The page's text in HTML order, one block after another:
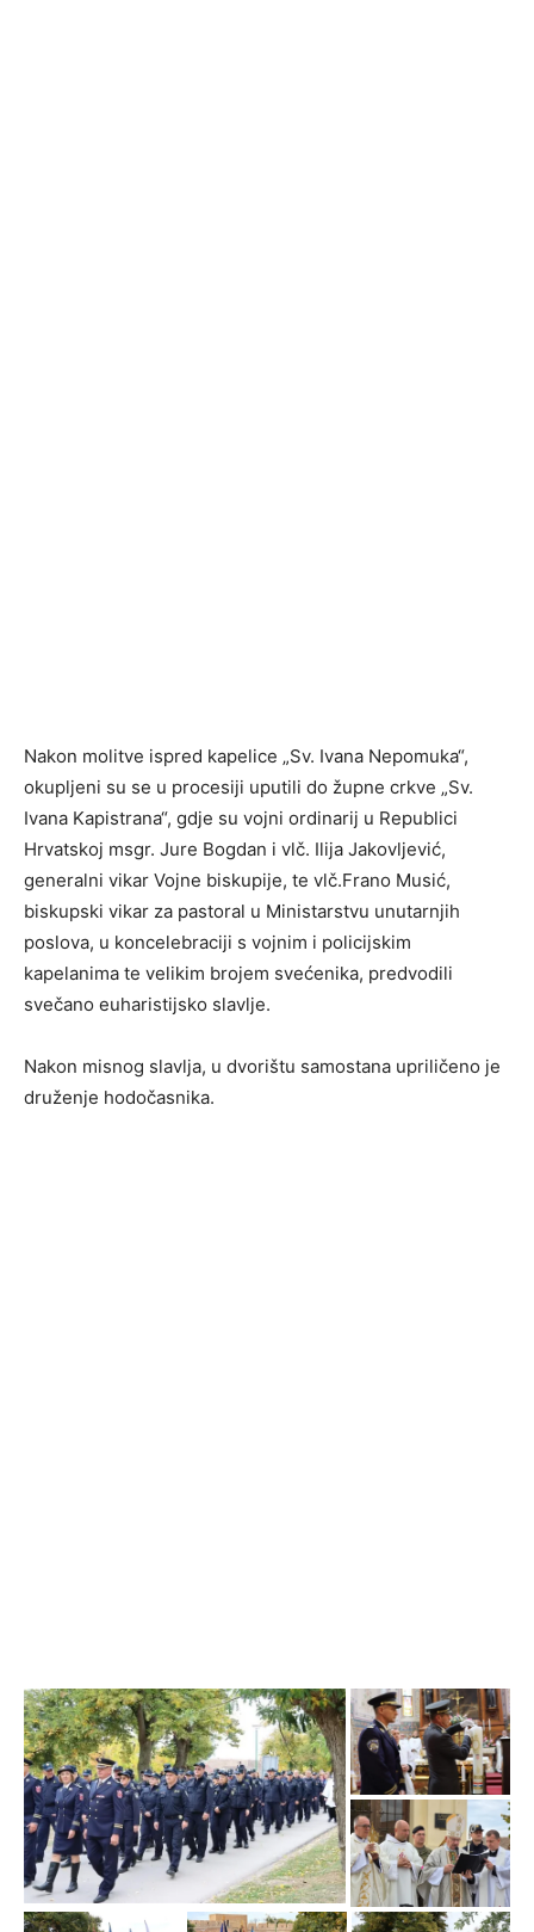
Nakon molitve ispred kapelice „Sv. Ivana Nepomuka“,
okupljeni su se u procesiji uputili do župne crkve „Sv.
Ivana Kapistrana“, gdje su vojni ordinarij u Republici
Hrvatskoj msgr. Jure Bogdan i vlč. Ilija Jakovljević,
generalni vikar Vojne biskupije, te vlč.Frano Musić,
biskupski vikar za pastoral u Ministarstvu unutarnjih
poslova, u koncelebraciji s vojnim i policijskim
kapelanima te velikim brojem svećenika, predvodili
svečano euharistijsko slavlje.
Nakon misnog slavlja, u dvorištu samostana upriličeno je
druženje hodočasnika.